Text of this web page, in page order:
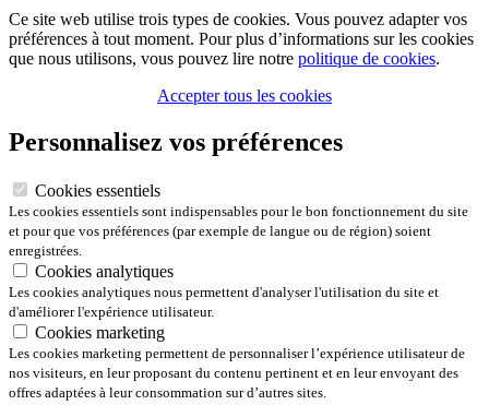
Ce site web utilise trois types de cookies. Vous pouvez adapter vos
préférences à tout moment. Pour plus d’informations sur les cookies
que nous utilisons, vous pouvez lire notre politique de cookies.
Accepter tous les cookies
Personnalisez vos préférences
Cookies essentiels
Les cookies essentiels sont indispensables pour le bon fonctionnement du site
et pour que vos préférences (par exemple de langue ou de région) soient
enregistrées.
Cookies analytiques
Les cookies analytiques nous permettent d'analyser l'utilisation du site et
d'améliorer l'expérience utilisateur.
Cookies marketing
Les cookies marketing permettent de personnaliser l’expérience utilisateur de
nos visiteurs, en leur proposant du contenu pertinent et en leur envoyant des
offres adaptées à leur consommation sur d’autres sites.